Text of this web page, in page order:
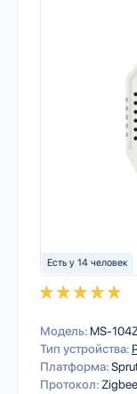
Есть у 14 человек
Модель: MS-
Тип устройства:
Платформа:
Протокол: Zigbee